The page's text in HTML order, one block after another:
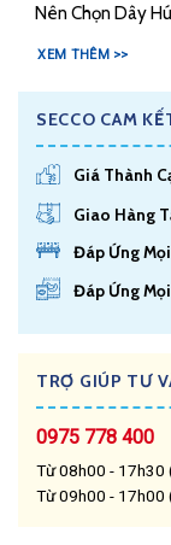
Nên Chọn Dây
XEM THÊM >>
SECCO CAM
Giá Thành
Giao Hàng
Đáp Ứng
Đáp Ứng
TRỢ GIÚP TƯ
0975 778 400
Từ 08h00 - 17h30
Từ 09h00 - 17h00